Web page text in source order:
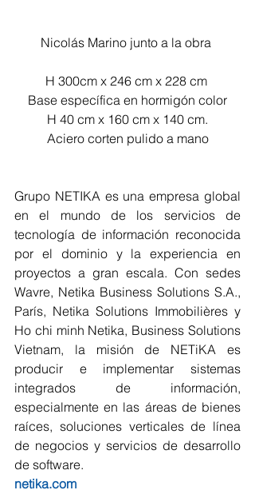
Nicolás Marino junto a la obra
H 300cm x 246 cm x 228 cm
Base específica en hormigón color
H 40 cm x 160 cm x 140 cm.
Aciero corten pulido a mano
Grupo NETIKA es una empresa global
en el mundo de los servicios de
tecnología de información reconocida
por el dominio y la experiencia en
proyectos a gran escala. Con sedes
Wavre, Netika Business Solutions S.A.,
París, Netika Solutions Immobilières y
Ho chi minh Netika, Business Solutions
Vietnam, la misión de NETiKA es
producir e implementar sistemas
integrados de información,
especialmente en las áreas de bienes
raíces, soluciones verticales de línea
de negocios y servicios de desarrollo
de software.
netika.com